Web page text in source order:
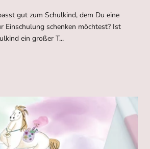
gut zum Schulkind, dem Du eine
Einschulung schenken möchtest? Ist
ein großer T...